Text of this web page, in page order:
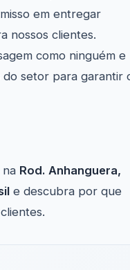
em entregar
nossos clientes.
como ninguém e
do setor para garantir
Rod. Anhanguera,
e descubra por que